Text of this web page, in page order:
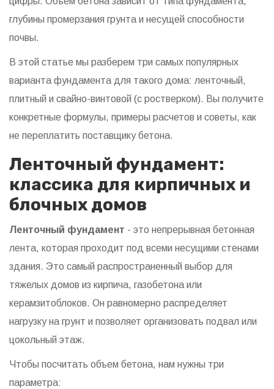
глубины промерзания грунта и несущей способности
почвы.
В этой статье мы разберем три самых популярных
варианта фундамента для такого дома: ленточный,
плитный и свайно-винтовой (с ростверком). Вы получите
конкретные формулы, примеры расчетов и советы, как
не переплатить поставщику бетона.
Ленточный фундамент:
классика для кирпичных и
блочных домов
Ленточный фундамент - это непрерывная бетонная
лента, которая проходит под всеми несущими стенами
здания. Это самый распространенный выбор для
тяжелых домов из кирпича, газобетона или
керамзитоблоков. Он равномерно распределяет
нагрузку на грунт и позволяет организовать подвал или
цокольный этаж.
Чтобы посчитать объем бетона, нам нужны три
параметра: